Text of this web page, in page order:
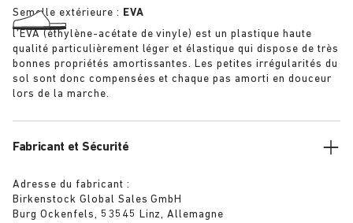
Semelle extérieure : EVA
l’EVA (éthylène-acétate de vinyle) est un plastique haute
qualité particulièrement léger et élastique qui dispose de très
bonnes propriétés amortissantes. Les petites irrégularités du
sol sont donc compensées et chaque pas amorti en douceur
lors de la marche.
Fabricant et Sécurité
Adresse du fabricant :
Birkenstock Global Sales GmbH
Burg Ockenfels, 53545 Linz, Allemagne